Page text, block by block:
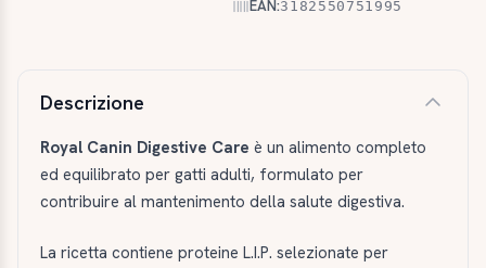
EAN:3182550751995
Descrizione
Royal Canin Digestive Care è un alimento completo
ed equilibrato per gatti adulti, formulato per
contribuire al mantenimento della salute digestiva.
La ricetta contiene proteine L.I.P. selezionate per